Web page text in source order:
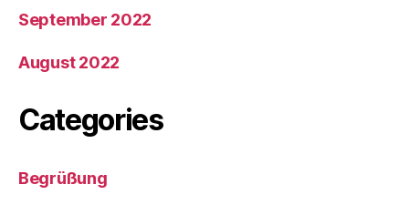
September 2022
August 2022
Categories
Begrüßung